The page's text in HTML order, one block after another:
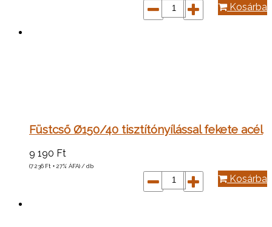
Kosárba
Füstcső Ø150/40 tisztítónyílással fekete acél
9 190 Ft
(7 236 Ft + 27% ÁFA) / db
Kosárba